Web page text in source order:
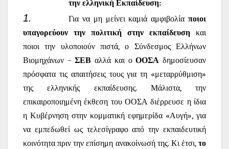
την ελληνική Εκπαίδευση:
1. Για να μη μείνει καμιά αμφιβολίαποιοι
υπαγορεύουν την πολιτική στην εκπαίδευση και
ποιοι την υλοποιούν πιστά, ο Σύνδεσμος Ελλήνων
Βιομηχάνων –ΣΕΒ αλλά και οΟΟΣΑδημοσίευσαν
πρόσφατα τις απαιτήσεις τους για τη «μεταρρύθμιση»
της ελληνικής εκπαίδευσης. Μάλιστα, την
επικαιροποιημένη έκθεση του ΟΟΣΑ διέρρευσε η ίδια
η Κυβέρνηση στην κομματική εφημερίδα «Αυγή», για
να εμπεδωθεί ως τελεσίγραφο από την εκπαιδευτική
κοινότητα πριν την επίσημη ανακοίνωσή της. Κι έτσι, το